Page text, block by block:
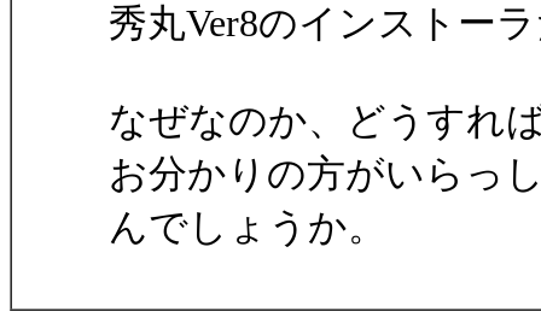
秀丸Ver8のインストー
なぜなのか、どうすれ
お分かりの方がいらっ
んでしょうか。